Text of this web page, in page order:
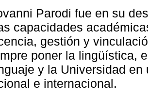
Parodi fue en su
capacidades
gestión y
poner la lingüística,
y la Universidad
e internacional.